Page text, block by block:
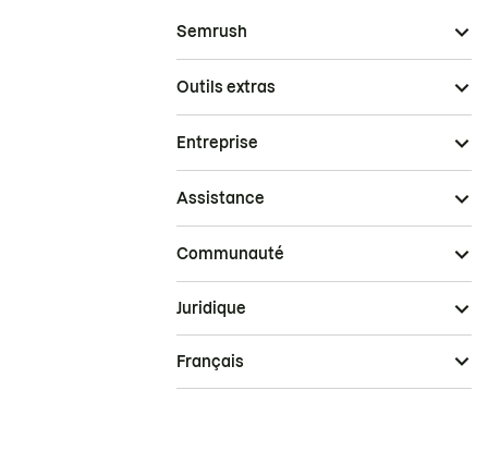
Semrush
Outils extras
Entreprise
Assistance
Communauté
Juridique
Français